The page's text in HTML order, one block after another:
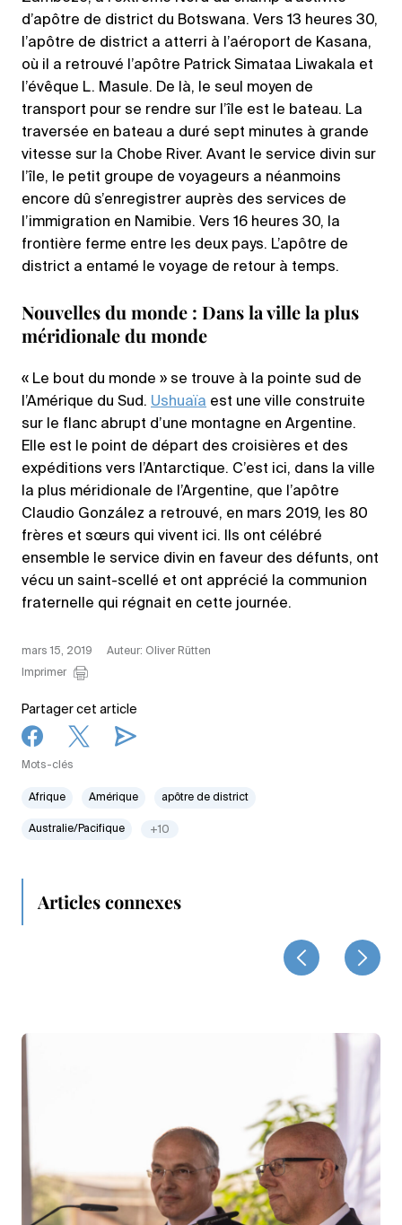
d’apôtre de district du Botswana. Vers 13 heures 30,
l’apôtre de district a atterri à l’aéroport de Kasana,
où il a retrouvé l’apôtre Patrick Simataa Liwakala et
l’évêque L. Masule. De là, le seul moyen de
transport pour se rendre sur l’île est le bateau. La
traversée en bateau a duré sept minutes à grande
vitesse sur la Chobe River. Avant le service divin sur
l’île, le petit groupe de voyageurs a néanmoins
encore dû s’enregistrer auprès des services de
l’immigration en Namibie. Vers 16 heures 30, la
frontière ferme entre les deux pays. L’apôtre de
district a entamé le voyage de retour à temps.
Nouvelles du monde : Dans la ville la plus
méridionale du monde
« Le bout du monde » se trouve à la pointe sud de
l’Amérique du Sud. Ushuaïa est une ville construite
sur le flanc abrupt d’une montagne en Argentine.
Elle est le point de départ des croisières et des
expéditions vers l’Antarctique. C’est ici, dans la ville
la plus méridionale de l’Argentine, que l’apôtre
Claudio González a retrouvé, en mars 2019, les 80
frères et sœurs qui vivent ici. Ils ont célébré
ensemble le service divin en faveur des défunts, ont
vécu un saint-scellé et ont apprécié la communion
fraternelle qui régnait en cette journée.
mars 15, 2019
Auteur: Oliver Rütten
Imprimer
Partager cet article
Mots-clés
Afrique Amérique apôtre de district
Australie/Pacifique +10
Articles connexes